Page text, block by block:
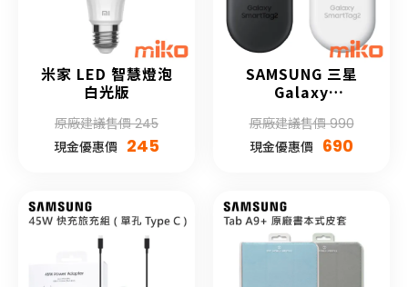
米家 LED 智慧燈泡
白光版
原廠建議售價 245
現金優惠價 245
SAMSUNG 三星
Galaxy
丟器 (第二代)
原廠建議售價 990
現金優惠價 690